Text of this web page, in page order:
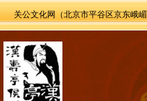
关公文化网（北京市平谷区京东峨